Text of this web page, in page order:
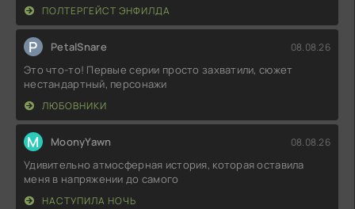
ПОЛТЕРГЕЙСТ ЭНФИЛДА
P PetalSnare 08.08.26
Это что-то! Первые серии просто захватили, сюжет
нестандартный, персонажи
ЛЮБОВНИКИ
M MoonyYawn 08.08.26
Удивительно атмосферная история, которая оставила
меня в напряжении до самого
НАСТУПИЛА НОЧЬ